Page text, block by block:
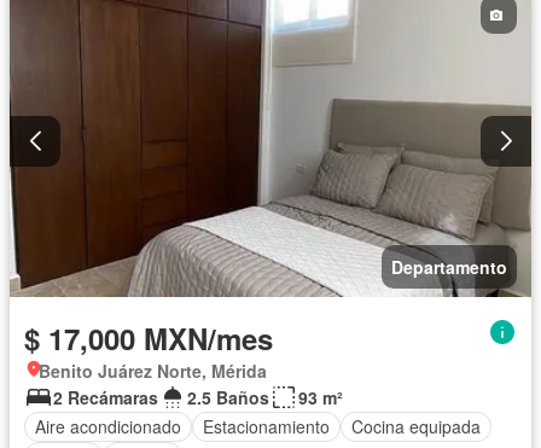
Departamento
$ 17,000 MXN/mes
Benito Juárez Norte, Mérida
2 Recámaras
2.5 Baños
93 m²
Aire acondicionado
Estacionamiento
Cocina equipada